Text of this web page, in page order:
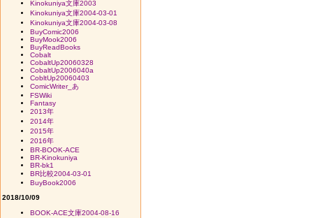
Kinokuniya文庫2003
Kinokuniya文庫2004-03-01
Kinokuniya文庫2004-03-08
BuyComic2006
BuyMook2006
BuyReadBooks
Cobalt
CobaltUp20060328
CobaltUp2006040a
CobltUp20060403
ComicWriter_あ
FSWiki
Fantasy
2013年
2014年
2015年
2016年
BR-BOOK-ACE
BR-Kinokuniya
BR-bk1
BR比較2004-03-01
BuyBook2006
2018/10/09
BOOK-ACE文庫2004-08-16